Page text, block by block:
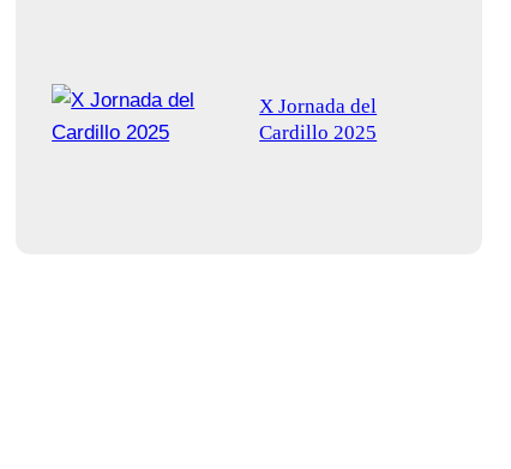
X Jornada del
Cardillo 2025